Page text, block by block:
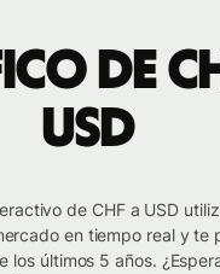
de
USD
de CHF a USD
en tiempo real y te
los últimos 5 años.